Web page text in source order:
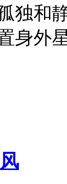
独和
身外